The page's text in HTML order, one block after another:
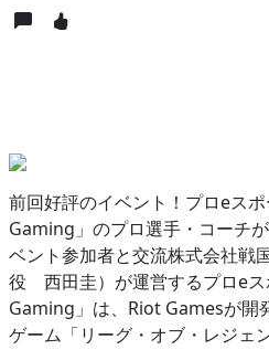
前回好評のイベント！プロeス
Gaming」のプロ選手・コーチ
ベント参加者と交流株式会社戦
役 西田圭）が運営するプロe
Gaming」は、Riot Gamesが開
ゲーム「リーグ・オブ・レジェ